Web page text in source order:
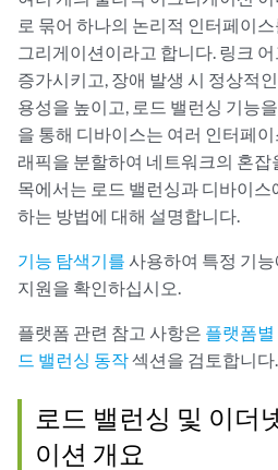
로 묶어 하나의 논리적 인터페이
그리게이션이라고 합니다. 링크
증가시키고, 장애 발생 시 정상적
용성을 높이고, 로드 밸런싱 기능
을 통해 디바이스는 여러 인터페
래픽을 분할하여 네트워크의 혼잡
목에서는 로드 밸런싱과 디바이스
하는 방법에 대해 설명합니다.
기능 탐색기를 사용하여 특정 기
지원을 확인하십시오.
플랫폼 관련 참고 사항은 플랫폼
드 밸런싱 동작섹션을 검토합니다.
로드 밸런싱 및 이더
이션 개요